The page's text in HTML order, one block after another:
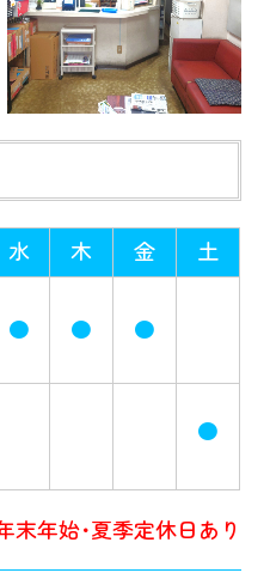
水 木 金
土
● ● ●
●
末年始･夏季定休日あり